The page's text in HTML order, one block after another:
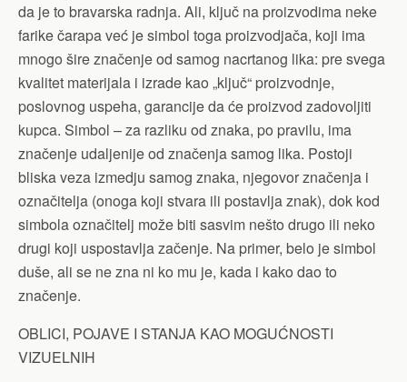
da je to bravarska radnja. Ali, ključ na proizvodima neke
farike čarapa već je simbol toga proizvodjača, koji ima
mnogo šire značenje od samog nacrtanog lika: pre svega
kvalitet materijala i izrade kao „ključ“ proizvodnje,
poslovnog uspeha, garancije da će proizvod zadovoljiti
kupca. Simbol – za razliku od znaka, po pravilu, ima
značenje udaljenije od značenja samog lika. Postoji
bliska veza izmedju samog znaka, njegovor značenja i
označitelja (onoga koji stvara ili postavlja znak), dok kod
simbola označitelj može biti sasvim nešto drugo ili neko
drugi koji uspostavlja začenje. Na primer, belo je simbol
duše, ali se ne zna ni ko mu je, kada i kako dao to
značenje.
OBLICI, POJAVE I STANJA KAO MOGUĆNOSTI
VIZUELNIH